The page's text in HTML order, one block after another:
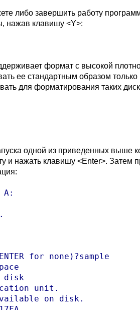
либо завершить работу
нажав клавишу <Y>:
формат с высокой
ее стандартным образом
для форматирования таких
одной из приведенных выше
и нажать клавишу <Enter>. Затем
for none)?sample
disk
unit.
on disk.